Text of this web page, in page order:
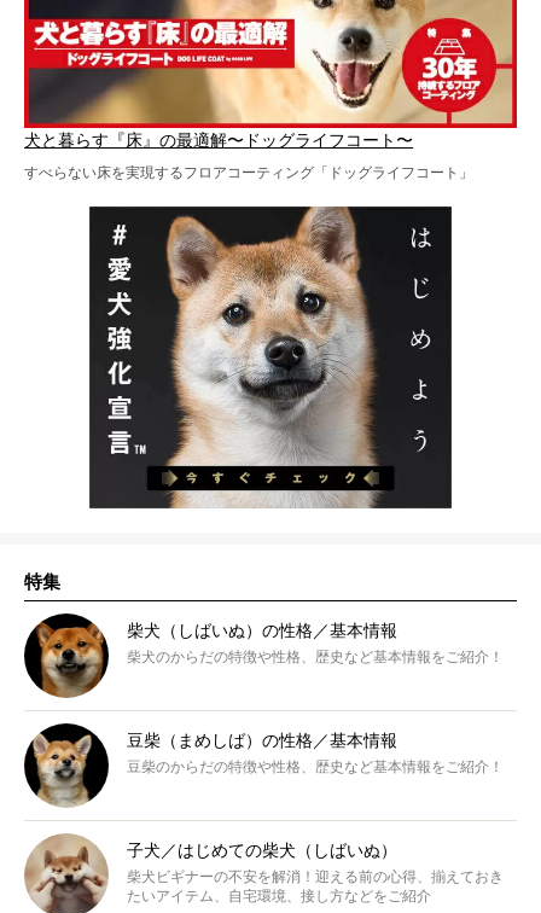
犬と暮らす『床』の最適解〜ドッグライフコート〜
すべらない床を実現するフロアコーティング「ドッグライフコート」
特集
柴犬（しばいぬ）の性格／基本情報
柴犬のからだの特徴や性格、歴史など基本情報をご紹介！
豆柴（まめしば）の性格／基本情報
豆柴のからだの特徴や性格、歴史など基本情報をご紹介！
子犬／はじめての柴犬（しばいぬ）
柴犬ビギナーの不安を解消！迎える前の心得、揃えておき
たいアイテム、自宅環境、接し方などをご紹介